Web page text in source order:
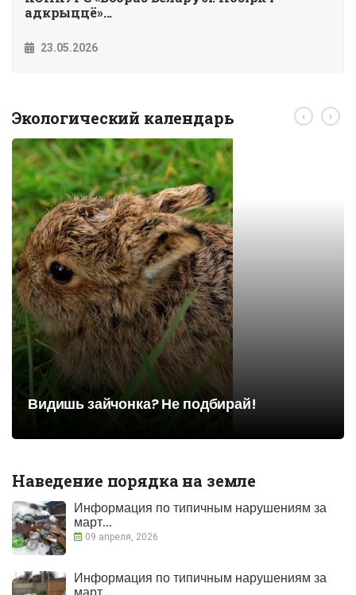
адкрыццё»...
23.05.2026
Экологический календарь
Видишь зайчонка? Не подбирай!
‹ ›
Наведение порядка на земле
Информация по типичным нарушениям за
март...
09 апреля, 2026
Информация по типичным нарушениям за